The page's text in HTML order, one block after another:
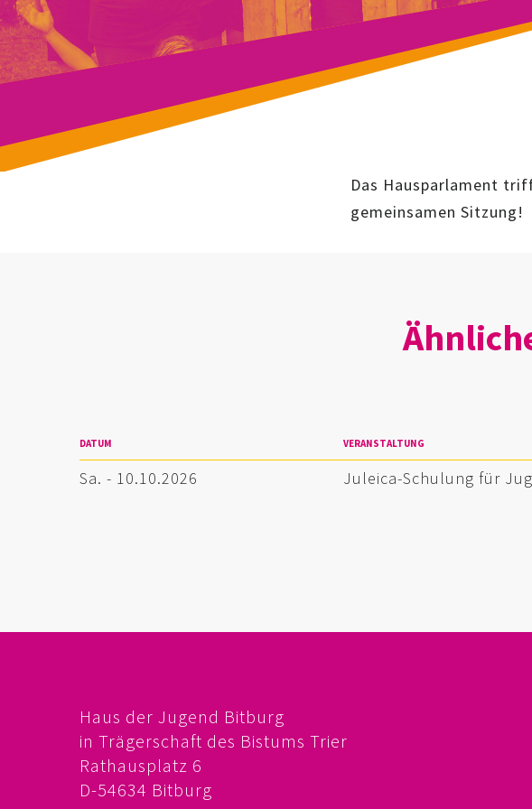
Das Hausparlament
gemeinsamen Sitzung!
DATUM VERANSTALTUNG
Sa. - 10.10.2026 Juleica-Schulung für
Haus der Jugend Bitburg
in Trägerschaft des Bistums Trier
Rathausplatz 6
D-54634 Bitburg